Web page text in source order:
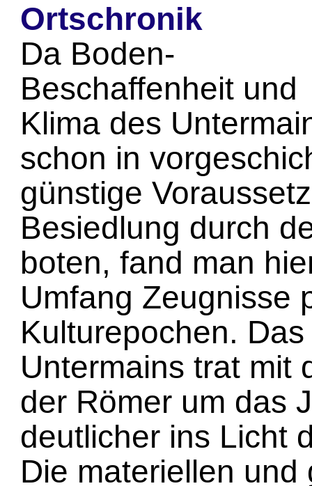
Ortschronik
Da Boden-
Beschaffenheit und
Klima des
schon in
günstige
Besiedlung durch
boten, fand man
Umfang Zeugnisse
Kulturepochen.
Untermains trat mit
der Römer um das
deutlicher ins Licht
Die materiellen und